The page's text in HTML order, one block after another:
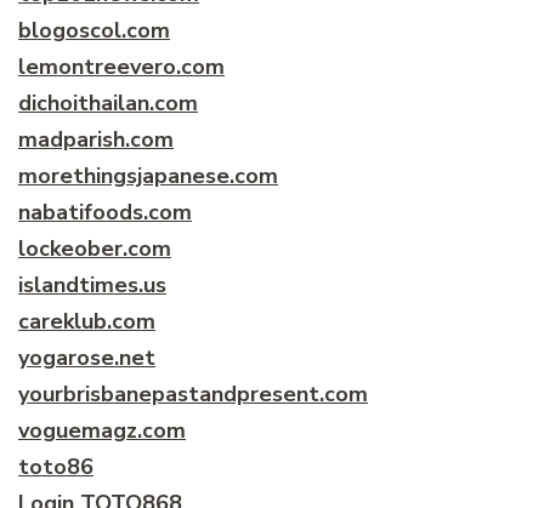
blogoscol.com
lemontreevero.com
dichoithailan.com
madparish.com
morethingsjapanese.com
nabatifoods.com
lockeober.com
islandtimes.us
careklub.com
yogarose.net
yourbrisbanepastandpresent.com
voguemagz.com
toto86